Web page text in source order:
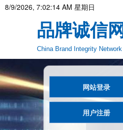
8/9/2026, 7:02:15 AM 星期日
品牌诚信网
China Brand Integrity Network
网站登录
用户注册